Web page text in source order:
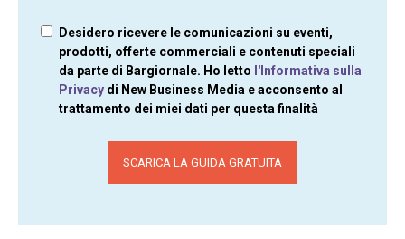
Desidero ricevere le comunicazioni su eventi,
prodotti, offerte commerciali e contenuti speciali
da parte di Bargiornale. Ho letto l'Informativa sulla
Privacy di New Business Media e acconsento al
trattamento dei miei dati per questa finalità